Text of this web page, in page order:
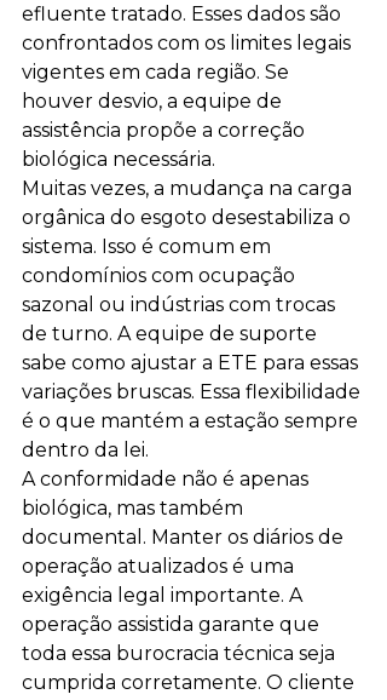
efluente tratado. Esses dados são
confrontados com os limites legais
vigentes em cada região. Se
houver desvio, a equipe de
assistência propõe a correção
biológica necessária.
Muitas vezes, a mudança na carga
orgânica do esgoto desestabiliza o
sistema. Isso é comum em
condomínios com ocupação
sazonal ou indústrias com trocas
de turno. A equipe de suporte
sabe como ajustar a ETE para essas
variações bruscas. Essa flexibilidade
é o que mantém a estação sempre
dentro da lei.
A conformidade não é apenas
biológica, mas também
documental. Manter os diários de
operação atualizados é uma
exigência legal importante. A
operação assistida garante que
toda essa burocracia técnica seja
cumprida corretamente. O cliente